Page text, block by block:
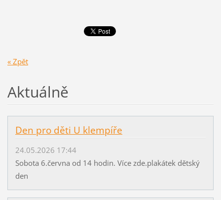
« Zpět
Aktuálně
Den pro děti U klempíře
24.05.2026 17:44
Sobota 6.června od 14 hodin. Více zde.plakátek dětský
den